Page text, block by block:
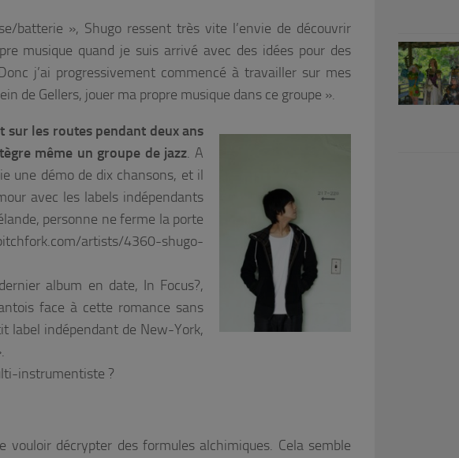
batterie », Shugo ressent très vite l’envie de découvrir
musique quand je suis arrivé avec des idées pour des
j’ai progressivement commencé à travailler sur mes
de Gellers, jouer ma propre musique dans ce groupe ».
sur les routes pendant deux ans
même un groupe de jazz. A
une démo de dix chansons, et il
avec les labels indépendants
personne ne ferme la porte
artists/4360-shugo-
album en date, In Focus?,
face à cette romance sans
label indépendant de New-York,
instrumentiste ?
vouloir décrypter des formules alchimiques. Cela semble